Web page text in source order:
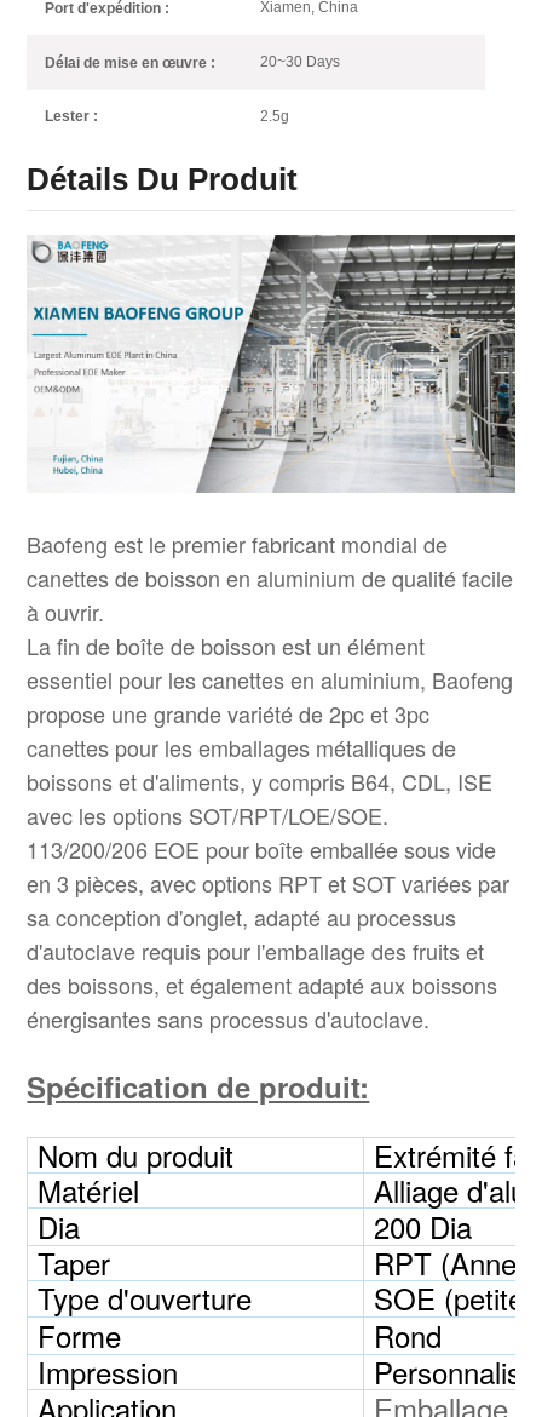
Port d'expédition : Xiamen, China
Délai de mise en œuvre : 20~30 Days
Lester : 2.5g
Détails Du Produit
Baofeng est le premier fabricant mondial de
canettes de boisson en aluminium de qualité facile
à ouvrir.
La fin de boîte de boisson est un élément
essentiel pour les canettes en aluminium, Baofeng
propose une grande variété de 2pc et 3pc
canettes pour les emballages métalliques de
boissons et d'aliments, y compris B64, CDL, ISE
avec les options SOT/RPT/LOE/SOE.
113/200/206 EOE pour boîte emballée sous vide
en 3 pièces, avec options RPT et SOT variées par
sa conception d'onglet, adapté au processus
d'autoclave requis pour l'emballage des fruits et
des boissons, et également adapté aux boissons
énergisantes sans processus d'autoclave.
Spécification de produit:
Nom du produit
Extrémité
Matériel
Alliage
Dia
200 Dia
Taper
RPT
Type d'ouverture
SOE
Forme
Rond
Impression
Personnalisé
Application
Emballage